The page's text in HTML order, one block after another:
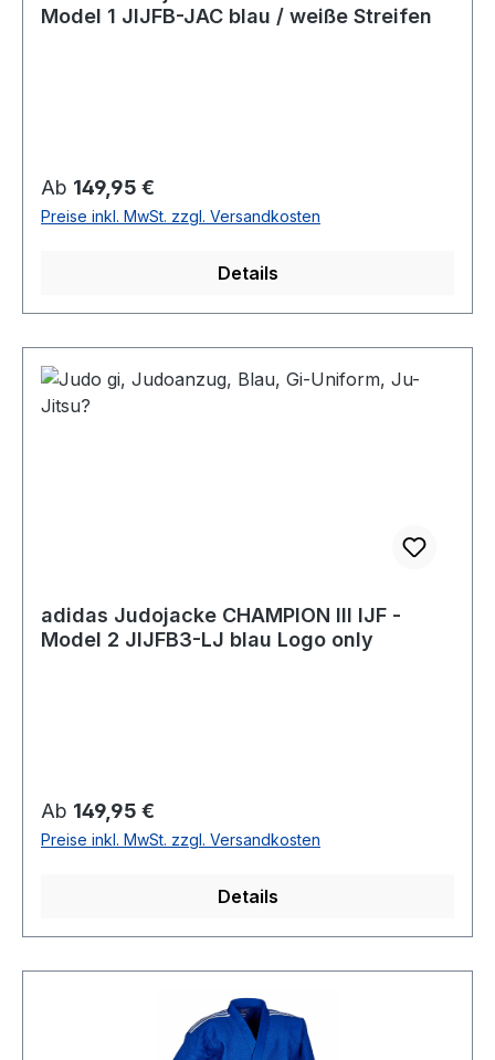
Model 1 JIJFB-JAC blau / weiße Streifen
Regulärer Preis:
Ab 149,95 €
Preise inkl. MwSt. zzgl. Versandkosten
Details
adidas Judojacke CHAMPION III IJF -
Model 2 JIJFB3-LJ blau Logo only
Regulärer Preis:
Ab 149,95 €
Preise inkl. MwSt. zzgl. Versandkosten
Details